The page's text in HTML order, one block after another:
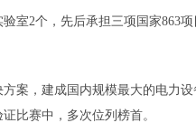
2个，先后承担三项国家863项
，建成国内规模最大的电力设
比赛中，多次位列榜首。